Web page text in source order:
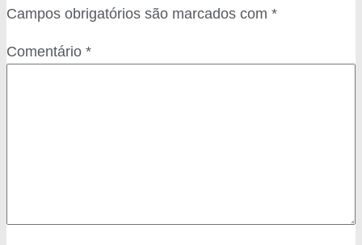
Campos obrigatórios são marcados com *
Comentário *